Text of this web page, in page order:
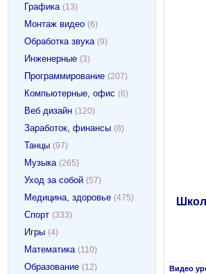
Видео
Графика (13)
Монтаж видео (6)
Обработка звука (9)
Инженерные (3)
Программирование (207)
Компьютерные, офис (6)
Веб дизайн (120)
Заработок, финансы (8)
Танцы (97)
Музыка (265)
Уход за собой (57)
Медицина, здоровье (475)
Спорт (333)
Игры (4)
Математика (110)
Образование (12)